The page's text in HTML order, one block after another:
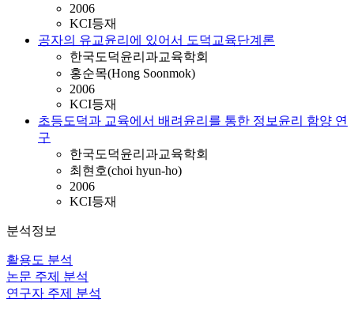
2006
KCI등재
공자의 유교윤리에 있어서 도덕교육단계론
한국도덕윤리과교육학회
홍순목(Hong Soonmok)
2006
KCI등재
초등도덕과 교육에서 배려윤리를 통한 정보윤리 함양 연
구
한국도덕윤리과교육학회
최현호(choi hyun-ho)
2006
KCI등재
분석정보
활용도 분석
논문 주제 분석
연구자 주제 분석